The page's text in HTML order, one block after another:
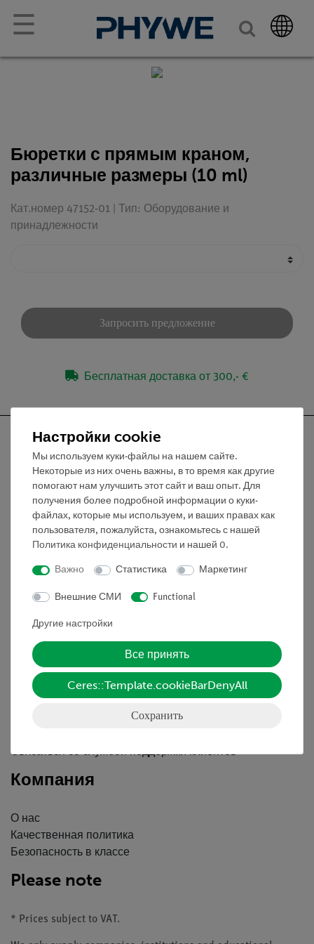
☰
Бюретки с прямым краном,
различные размеры (10 ml)
Кат.номер 47152-01 | Тип: Оборудование и
принадлежности
Запросить предложение
Бесплатная доставка от 300,- €
Nach oben
Информация
Контактное лицо
Декларация о конфиденциальности
Вводные данные
Обслуживание
Краткий обзор услуг
Скачать
Связаться со службой поддержки клиентов
Компания
О нас
Качественная политика
Безопасность в классе
Please note
* Prices subject to VAT.
Настройки cookie
Мы используем куки-файлы на нашем сайте.
Некоторые из них очень важны, в то время как другие
помогают нам улучшить этот сайт и ваш опыт. Для
получения более подробной информации о куки-
файлах, которые мы используем, и ваших правах как
пользователя, пожалуйста, ознакомьтесь с нашей
Политика конфиденциальности и нашей 0.
Важно Статистика Маркетинг
Внешние СМИ Functional
Другие настройки
Все принять
Ceres::Template.cookieBarDenyAll
Сохранить